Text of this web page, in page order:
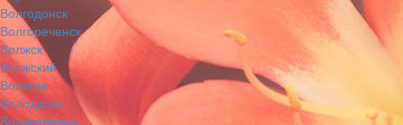
Волгодонск
Волгореченск
Волжск
Волжский
Вологда
Володарск
Волоколамск